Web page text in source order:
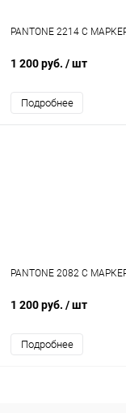
PANTONE 2214 C
1 200 руб. / шт
Подробнее
PANTONE 2082 C
1 200 руб. / шт
Подробнее